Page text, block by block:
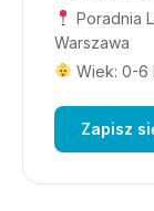
Poradnia
Warszawa
Wiek: 0-6
Zapisz